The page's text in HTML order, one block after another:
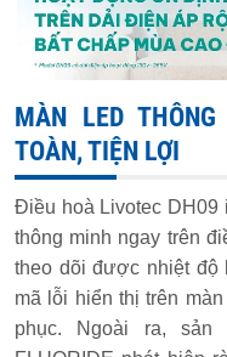
MÀN LED
TOÀN, TIỆN LỢI
Điều hoà Livotec DH09
thông minh ngay trên
theo dõi được nhiệt độ
mã lỗi hiển thị trên
phục. Ngoài ra,